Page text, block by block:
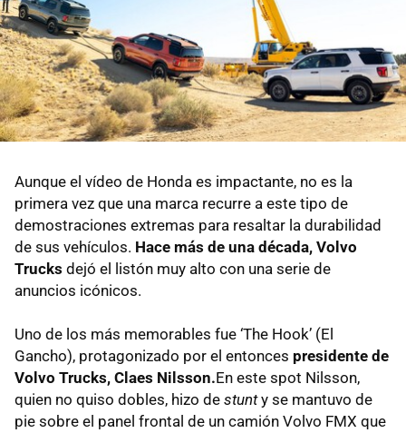
Aunque el vídeo de Honda es impactante, no es la
primera vez que una marca recurre a este tipo de
demostraciones extremas para resaltar la durabilidad
de sus vehículos. Hace más de una década, Volvo
Trucks dejó el listón muy alto con una serie de
anuncios icónicos.
Uno de los más memorables fue ‘The Hook’ (El
Gancho), protagonizado por el entonces presidente de
Volvo Trucks, Claes Nilsson.En este spot Nilsson,
quien no quiso dobles, hizo de stunty se mantuvo de
pie sobre el panel frontal de un camión Volvo FMX que